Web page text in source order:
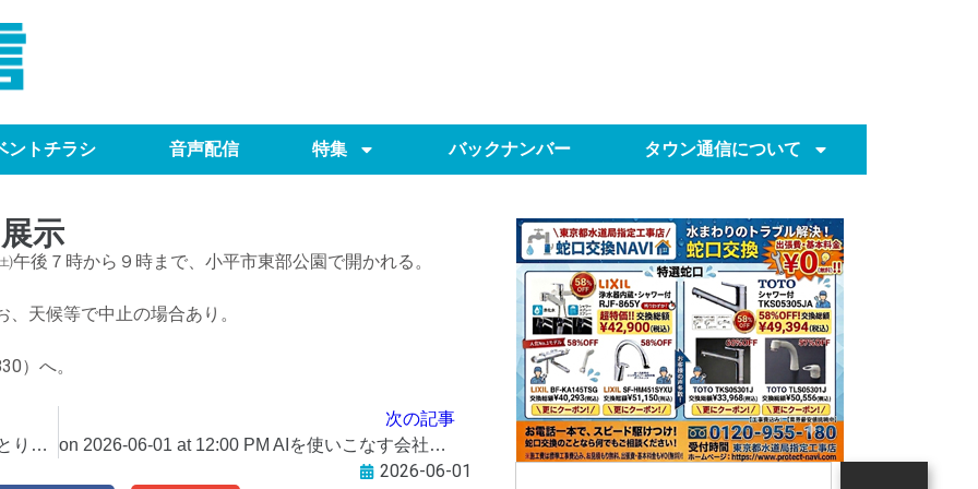
ントチラシ 音声配信 特集 バックナンバー タウン通信について
示
後７時から９時まで、小平市東部公園で開かれる。
天候等で中止の場合あり。
）へ。
on 2026-05-31 at 11:35 AM パリッと、しっとり、ほろ苦い。初夏を彩る抹茶のフィナンシェ 「みたん 抹茶」が６月より登場！​＠Press 最新のプレスリリース一覧
次の記事
on 2026-06-01 at 12:00 PM AIを使いこなす会社が、こっそりやっている”オフィスの電気・通信”アップデート【2026年版】​＠Press 最新のプレスリリース一覧
2026-06-01